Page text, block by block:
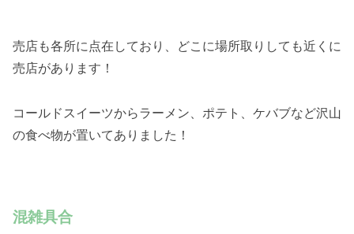
売店も各所に点在しており、どこに場所取りしても近くに
売店があります！
コールドスイーツからラーメン、ポテト、ケバブなど沢山
の食べ物が置いてありました！
混雑具合